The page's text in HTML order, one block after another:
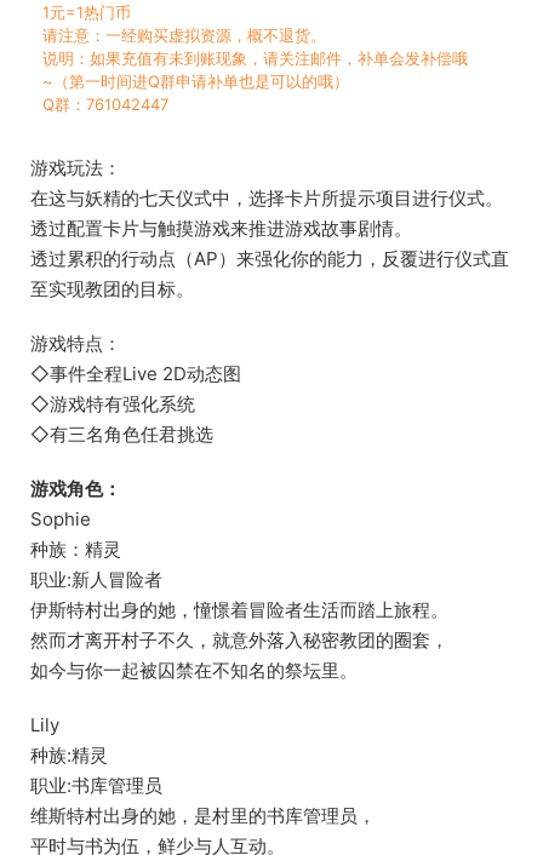
1元=1热门币
请注意：一经购买虚拟资源，概不退货。
说明：如果充值有未到账现象，请关注邮件，补单会发补偿哦
~（第一时间进Q群申请补单也是可以的哦）
Q群：761042447
游戏玩法：
在这与妖精的七天仪式中，选择卡片所提示项目进行仪式。
透过配置卡片与触摸游戏来推进游戏故事剧情。
透过累积的行动点（AP）来强化你的能力，反覆进行仪式直
至实现教团的目标。
游戏特点：
◇事件全程Live 2D动态图
◇游戏特有强化系统
◇有三名角色任君挑选
游戏角色：
Sophie
种族：精灵
职业:新人冒险者
伊斯特村出身的她，憧憬着冒险者生活而踏上旅程。
然而才离开村子不久，就意外落入秘密教团的圈套，
如今与你一起被囚禁在不知名的祭坛里。
Lily
种族:精灵
职业:书库管理员
维斯特村出身的她，是村里的书库管理员，
平时与书为伍，鲜少与人互动。